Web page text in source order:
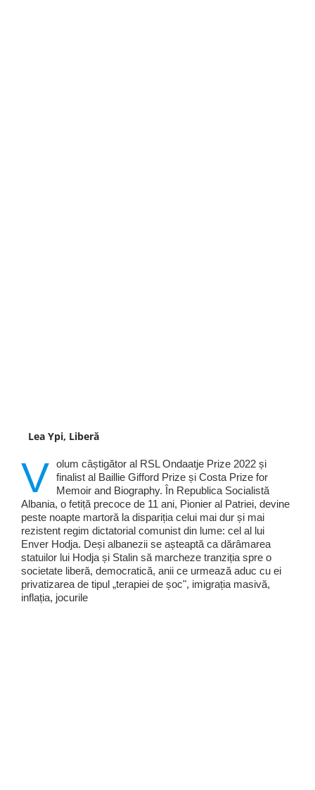
Lea Ypi, Liberă
V olum câștigător al RSL Ondaatje Prize 2022 și
finalist al Baillie Gifford Prize și Costa Prize for
Memoir and Biography. În Republica Socialistă
Albania, o fetiță precoce de 11 ani, Pionier al Patriei, devine
peste noapte martoră la dispariția celui mai dur și mai
rezistent regim dictatorial comunist din lume: cel al lui
Enver Hodja. Deși albanezii se așteaptă ca dărâmarea
statuilor lui Hodja și Stalin să marcheze tranziția spre o
societate liberă, democratică, anii ce urmează aduc cu ei
privatizarea de tipul „terapiei de șoc", imigrația masivă,
inflația, jocurile